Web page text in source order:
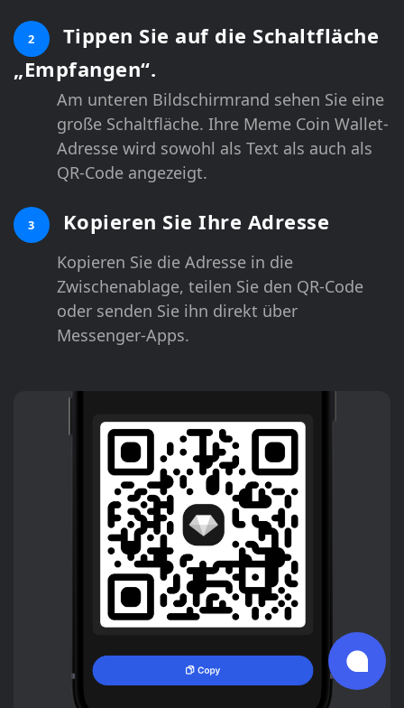
2
Tippen Sie auf die Schaltfläche
„Empfangen“.
Am unteren Bildschirmrand sehen Sie eine
große Schaltfläche. Ihre Meme Coin Wallet-
Adresse wird sowohl als Text als auch als
QR-Code angezeigt.
3 Kopieren Sie Ihre Adresse
Kopieren Sie die Adresse in die
Zwischenablage, teilen Sie den QR-Code
oder senden Sie ihn direkt über
Messenger-Apps.